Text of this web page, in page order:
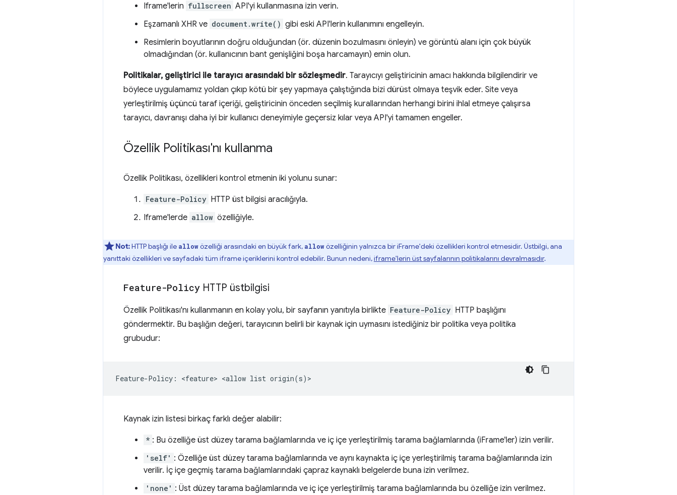
Iframe'lerin fullscreen API'yi kullanmasına izin verin.
Eşzamanlı XHR ve document.write() gibi eski API'lerin kullanımını engelleyin.
Resimlerin boyutlarının doğru olduğundan (ör. düzenin bozulmasını önleyin) ve görüntü alanı için çok büyük
olmadığından (ör. kullanıcının bant genişliğini boşa harcamayın) emin olun.
Politikalar, geliştirici ile tarayıcı arasındaki bir sözleşmedir. Tarayıcıyı geliştiricinin amacı hakkında bilgilendirir ve
böylece uygulamamız yoldan çıkıp kötü bir şey yapmaya çalıştığında bizi dürüst olmaya teşvik eder. Site veya
yerleştirilmiş üçüncü taraf içeriği, geliştiricinin önceden seçilmiş kurallarından herhangi birini ihlal etmeye çalışırsa
tarayıcı, davranışı daha iyi bir kullanıcı deneyimiyle geçersiz kılar veya API'yi tamamen engeller.
Özellik Politikası'nı kullanma
Özellik Politikası, özellikleri kontrol etmenin iki yolunu sunar:
Feature-Policy HTTP üst bilgisi aracılığıyla.
Iframe'lerde allow özelliğiyle.
Not:HTTP başlığı ile allowözelliği arasındaki en büyük fark, allowözelliğinin yalnızca bir iFrame'deki özellikleri kontrol etmesidir. Üstbilgi, ana
yanıttaki özellikleri ve sayfadaki tüm iframe içeriklerini kontrol edebilir. Bunun nedeni,iframe'lerin üst sayfalarının politikalarını devralmasıdır.
Feature-Policy HTTP üstbilgisi
Özellik Politikası'nı kullanmanın en kolay yolu, bir sayfanın yanıtıyla birlikte Feature-Policy HTTP başlığını
göndermektir. Bu başlığın değeri, tarayıcının belirli bir kaynak için uymasını istediğiniz bir politika veya politika
grubudur:
Kaynak izin listesi birkaç farklı değer alabilir:
* : Bu özelliğe üst düzey tarama bağlamlarında ve iç içe yerleştirilmiş tarama bağlamlarında (iFrame'ler) izin verilir.
'self' : Özelliğe üst düzey tarama bağlamlarında ve aynı kaynakta iç içe yerleştirilmiş tarama bağlamlarında izin
verilir. İç içe geçmiş tarama bağlamlarındaki çapraz kaynaklı belgelerde buna izin verilmez.
'none' : Üst düzey tarama bağlamlarında ve iç içe yerleştirilmiş tarama bağlamlarında bu özelliğe izin verilmez.